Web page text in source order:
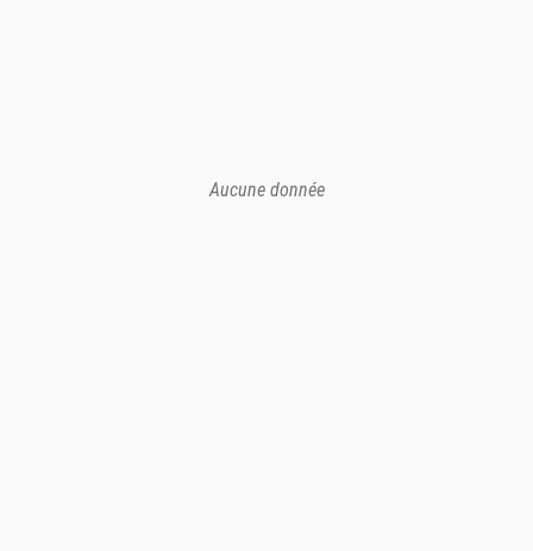
Aucune donnée